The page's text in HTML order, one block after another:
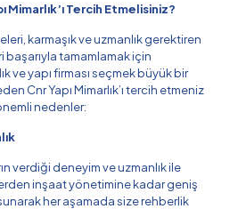
Mimarlık’ı Tercih Etmelisiniz?
karmaşık ve uzmanlık gerektiren
başarıyla tamamlamak için
ve yapı firması seçmek büyük bir
Cnr Yapı Mimarlık’ı tercih etmeniz
nedenler:
verdiği deneyim ve uzmanlık ile
inşaat yönetimine kadar geniş
her aşamada size rehberlik